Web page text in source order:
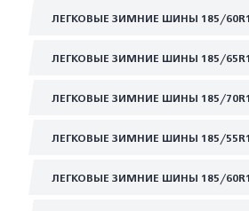
ЛЕГКОВЫЕ ЗИМНИЕ ШИНЫ 185/
ЛЕГКОВЫЕ ЗИМНИЕ ШИНЫ 185/
ЛЕГКОВЫЕ ЗИМНИЕ ШИНЫ 185/
ЛЕГКОВЫЕ ЗИМНИЕ ШИНЫ 185/
ЛЕГКОВЫЕ ЗИМНИЕ ШИНЫ 185/